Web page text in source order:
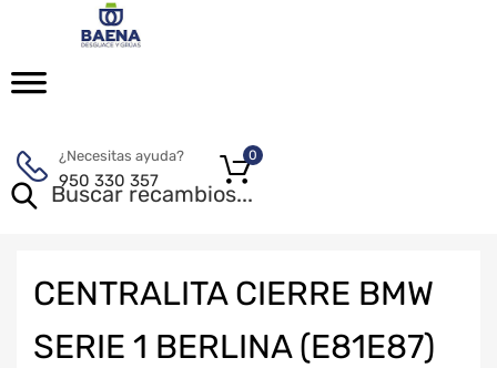
¿Necesitas ayuda?
950 330 357
0
CENTRALITA CIERRE BMW
SERIE 1 BERLINA (E81E87)